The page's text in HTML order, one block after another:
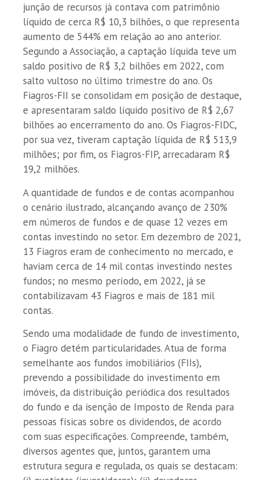
junção de recursos já contava com patrimônio
líquido de cerca R$ 10,3 bilhões, o que representa
aumento de 544% em relação ao ano anterior.
Segundo a Associação, a captação líquida teve um
saldo positivo de R$ 3,2 bilhões em 2022, com
salto vultoso no último trimestre do ano. Os
Fiagros-FII se consolidam em posição de destaque,
e apresentaram saldo líquido positivo de R$ 2,67
bilhões ao encerramento do ano. Os Fiagros-FIDC,
por sua vez, tiveram captação líquida de R$ 513,9
milhões; por fim, os Fiagros-FIP, arrecadaram R$
19,2 milhões.
A quantidade de fundos e de contas acompanhou
o cenário ilustrado, alcançando avanço de 230%
em números de fundos e de quase 12 vezes em
contas investindo no setor. Em dezembro de 2021,
13 Fiagros eram de conhecimento no mercado, e
haviam cerca de 14 mil contas investindo nestes
fundos; no mesmo período, em 2022, já se
contabilizavam 43 Fiagros e mais de 181 mil
contas.
Sendo uma modalidade de fundo de investimento,
o Fiagro detém particularidades. Atua de forma
semelhante aos fundos imobiliários (FIIs),
prevendo a possibilidade do investimento em
imóveis, da distribuição periódica dos resultados
do fundo e da isenção de Imposto de Renda para
pessoas físicas sobre os dividendos, de acordo
com suas especificações. Compreende, também,
diversos agentes que, juntos, garantem uma
estrutura segura e regulada, os quais se destacam: